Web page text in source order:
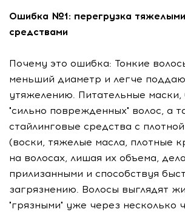
Ошибка №1: перегрузка
средствами
Почему это ошибка: Тонкие
меньший диаметр и легче
утяжелению. Питательные маски,
"сильно поврежденных" волос, а
стайлинговые средства с
(воски, тяжелые масла, плотные
на волосах, лишая их объема,
прилизанными и способствуя
загрязнению. Волосы выглядят
"грязными" уже через несколько